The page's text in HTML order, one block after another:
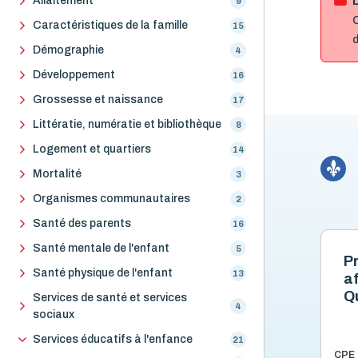
Caractéristiques de la famille 15
Démographie 4
Développement 16
Grossesse et naissance 17
Littératie, numératie et bibliothèque 8
Logement et quartiers 14
Mortalité 3
Organismes communautaires 2
Santé des parents 16
Santé mentale de l'enfant 5
Santé physique de l'enfant 13
Services de santé et services
sociaux
4
Services éducatifs à l'enfance 21
CPE